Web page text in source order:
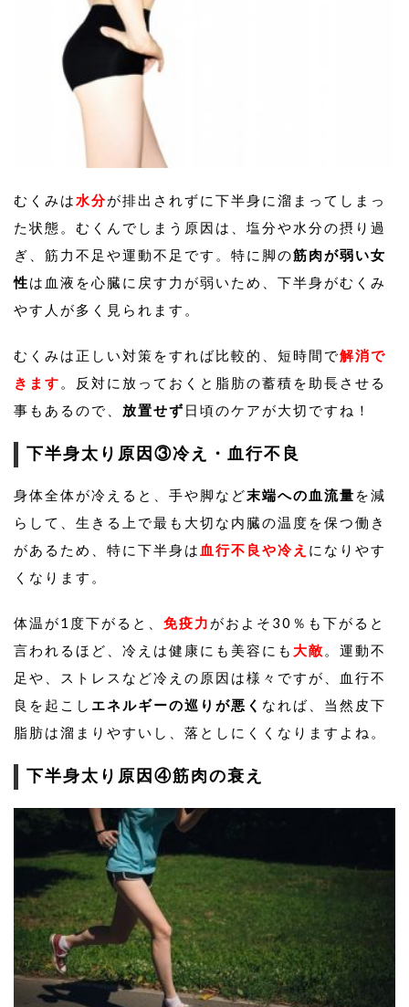
むくみは水分が排出されずに下半身に溜まってしまっ
た状態。むくんでしまう原因は、塩分や水分の摂り過
ぎ、筋力不足や運動不足です。特に脚の筋肉が弱い女
性は血液を心臓に戻す力が弱いため、下半身がむくみ
やす人が多く見られます。
むくみは正しい対策をすれば比較的、短時間で解消で
きます 。反対に放っておくと脂肪の蓄積を助長させる
事もあるので、 放置せず 日頃のケアが大切ですね！
下半身太り原因③冷え・血行不良
身体全体が冷えると、手や脚など末端への血流量 を減
らして、生きる上で最も大切な内臓の温度を保つ働き
があるため、特に下半身は 血行不良や冷え になりやす
くなります。
体温が1度下がると、 免疫力 がおよそ30％も下がると
言われるほど、冷えは健康にも美容にも 大敵 。運動不
足や、ストレスなど冷えの原因は様々ですが、血行不
良を起こし エネルギーの巡りが悪く なれば、当然皮下
脂肪は溜まりやすいし、落としにくくなりますよね。
下半身太り原因④筋肉の衰え